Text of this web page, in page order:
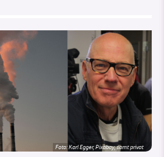
Foto:Karl Egger, Pixabay, samt privat